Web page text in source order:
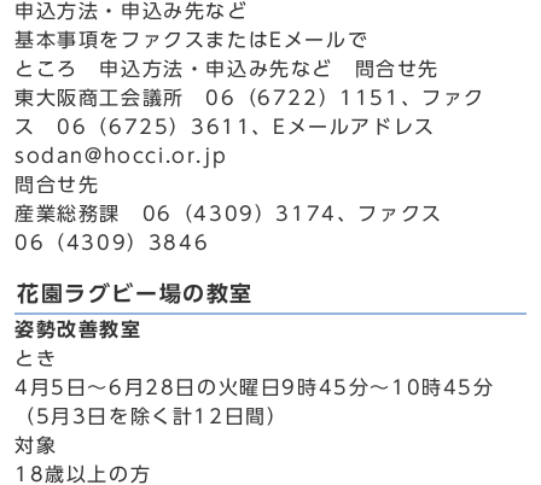
申込方法・申込み先など
基本事項をファクスまたはEメールで
ところ 申込方法・申込み先など 問合せ先
東大阪商工会議所 06（6722）1151、ファク
ス 06（6725）3611、Eメールアドレス
sodan@hocci.or.jp
問合せ先
産業総務課 06（4309）3174、ファクス
06（4309）3846
花園ラグビー場の教室
姿勢改善教室
とき
4月5日～6月28日の火曜日9時45分～10時45分
（5月3日を除く計12日間）
対象
18歳以上の方